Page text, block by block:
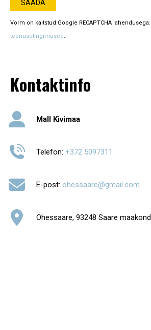
Vorm on kaitstud Google RECAPTCHA lahendusega:
teenusetingimused.
Kontaktinfo
Mall Kivimaa
Telefon:+372 5097311
E-post: ohessaare@gmail.com
Ohessaare, 93248 Saare maakond